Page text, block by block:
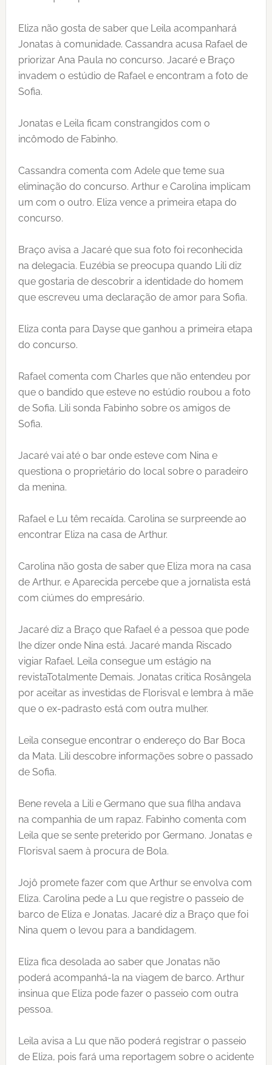
Eliza não gosta de saber que Leila acompanhará
Jonatas à comunidade. Cassandra acusa Rafael de
priorizar Ana Paula no concurso. Jacaré e Braço
invadem o estúdio de Rafael e encontram a foto de
Sofia.
Jonatas e Leila ficam constrangidos com o
incômodo de Fabinho.
Cassandra comenta com Adele que teme sua
eliminação do concurso. Arthur e Carolina implicam
um com o outro. Eliza vence a primeira etapa do
concurso.
Braço avisa a Jacaré que sua foto foi reconhecida
na delegacia. Euzébia se preocupa quando Lili diz
que gostaria de descobrir a identidade do homem
que escreveu uma declaração de amor para Sofia.
Eliza conta para Dayse que ganhou a primeira etapa
do concurso.
Rafael comenta com Charles que não entendeu por
que o bandido que esteve no estúdio roubou a foto
de Sofia. Lili sonda Fabinho sobre os amigos de
Sofia.
Jacaré vai até o bar onde esteve com Nina e
questiona o proprietário do local sobre o paradeiro
da menina.
Rafael e Lu têm recaída. Carolina se surpreende ao
encontrar Eliza na casa de Arthur.
Carolina não gosta de saber que Eliza mora na casa
de Arthur, e Aparecida percebe que a jornalista está
com ciúmes do empresário.
Jacaré diz a Braço que Rafael é a pessoa que pode
lhe dizer onde Nina está. Jacaré manda Riscado
vigiar Rafael. Leila consegue um estágio na
revistaTotalmente Demais. Jonatas critica Rosângela
por aceitar as investidas de Florisval e lembra à mãe
que o ex-padrasto está com outra mulher.
Leila consegue encontrar o endereço do Bar Boca
da Mata. Lili descobre informações sobre o passado
de Sofia.
Bene revela a Lili e Germano que sua filha andava
na companhia de um rapaz. Fabinho comenta com
Leila que se sente preterido por Germano. Jonatas e
Florisval saem à procura de Bola.
Jojô promete fazer com que Arthur se envolva com
Eliza. Carolina pede a Lu que registre o passeio de
barco de Eliza e Jonatas. Jacaré diz a Braço que foi
Nina quem o levou para a bandidagem.
Eliza fica desolada ao saber que Jonatas não
poderá acompanhá-la na viagem de barco. Arthur
insinua que Eliza pode fazer o passeio com outra
pessoa.
Leila avisa a Lu que não poderá registrar o passeio
de Eliza, pois fará uma reportagem sobre o acidente